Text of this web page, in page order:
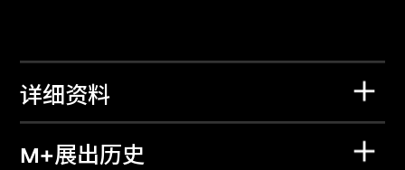
详细资料
M+展出历史